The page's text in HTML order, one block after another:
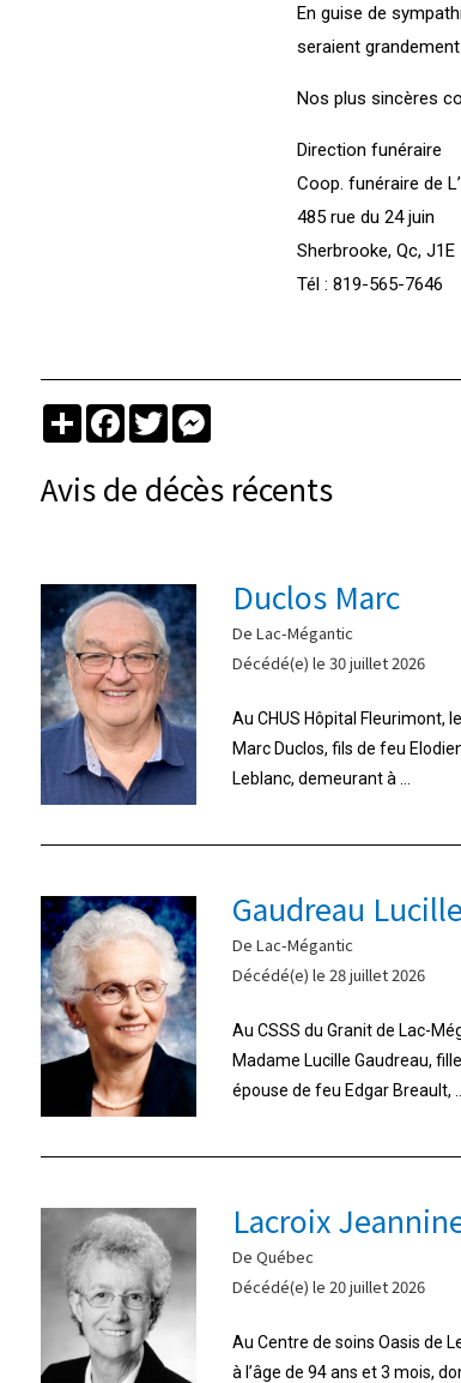
En guise de
seraient
Nos plus sincères
Direction funéraire
Coop. funéraire de
485 rue du 24 juin
Sherbrooke, Qc, J1E
Tél : 819-565-7646
PartagerFacebook
TwitterMessenger
Avis de décès récents
Duclos Marc
De Lac-Mégantic
Décédé(e) le 30 juillet 2026
Au CHUS Hôpital Fleurimont,
Marc Duclos, fils de feu
Leblanc, demeurant à ...
Gaudreau Lucille
De Lac-Mégantic
Décédé(e) le 28 juillet 2026
Au CSSS du Granit de Lac-
Madame Lucille Gaudreau,
épouse de feu Edgar Breault, ...
Lacroix
De Québec
Décédé(e) le 20 juillet 2026
Au Centre de soins Oasis de
à l’âge de 94 ans et 3 mois,